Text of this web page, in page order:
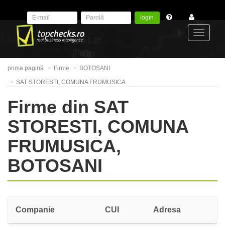
login
prima pagină Firme
BOTOSANI
SAT STORESTI, COMUNA FRUMUSICA
Firme din SAT
STORESTI, COMUNA
FRUMUSICA,
BOTOSANI
Companie CUI Adresa